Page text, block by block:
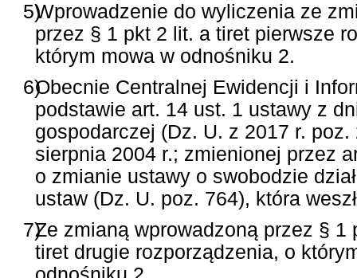
5)Wprowadzenie do wyliczenia ze
przez § 1 pkt 2 lit. a tiret pierwsze
którym mowa w odnośniku 2.
6)Obecnie Centralnej Ewidencji i
podstawie art. 14 ust. 1 ustawy z
gospodarczej (Dz. U. z 2017 r.
sierpnia 2004 r.; zmienionej przez
o zmianie ustawy o swobodzie
ustaw (Dz. U. poz. 764), która
7)Ze zmianą wprowadzoną przez § 1
tiret drugie rozporządzenia, o